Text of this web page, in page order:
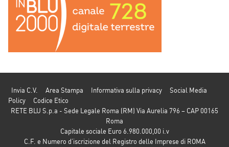
Invia C.V. Area Stampa Informativa sulla privacy
Social Media
Policy
Codice Etico
RETE BLU S.p.a - Sede Legale Roma (RM) Via Aurelia 796 – CAP 00165
Roma
Capitale sociale Euro 6.980.000,00 i.v
C.F. e Numero d’iscrizione del Registro delle Imprese di ROMA